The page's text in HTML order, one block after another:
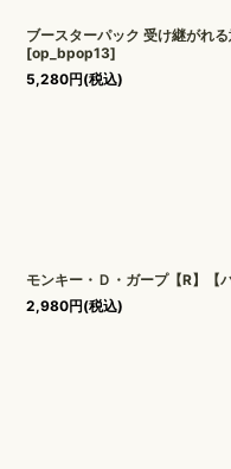
ブースターパック 受け継がれ
[op_bpop13]
5,280円(税込)
モンキー・Ｄ・ガープ【R】【
2,980円(税込)